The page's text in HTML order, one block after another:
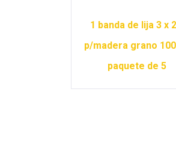
1 banda de lija 3 x
p/madera grano
paquete de 5